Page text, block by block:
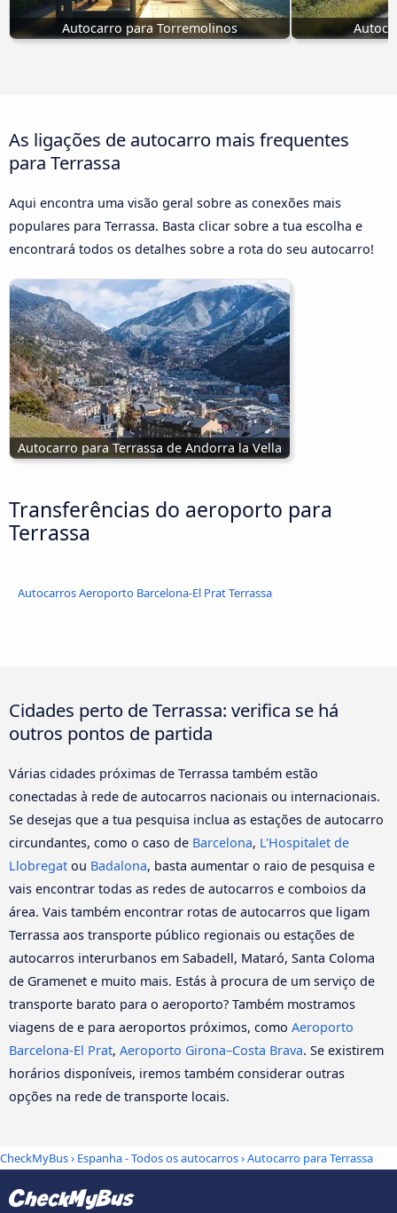
Autocarro para Torremolinos
As ligações de autocarro mais frequentes
para Terrassa
Aqui encontra uma visão geral sobre as conexões mais
populares para Terrassa. Basta clicar sobre a tua escolha e
encontrará todos os detalhes sobre a rota do seu autocarro!
Autocarro para Terrassa de Andorra la Vella
Transferências do aeroporto para
Terrassa
Autocarros Aeroporto Barcelona-El Prat Terrassa
Cidades perto de Terrassa: verifica se há
outros pontos de partida
Várias cidades próximas de Terrassa também estão
conectadas à rede de autocarros nacionais ou internacionais.
Se desejas que a tua pesquisa inclua as estações de autocarro
circundantes, como o caso de Barcelona, L'Hospitalet de
Llobregat ou Badalona, basta aumentar o raio de pesquisa e
vais encontrar todas as redes de autocarros e comboios da
área. Vais também encontrar rotas de autocarros que ligam
Terrassa aos transporte público regionais ou estações de
autocarros interurbanos em Sabadell, Mataró, Santa Coloma
de Gramenet e muito mais. Estás à procura de um serviço de
transporte barato para o aeroporto? Também mostramos
viagens de e para aeroportos próximos, como Aeroporto
Barcelona-El Prat, Aeroporto Girona–Costa Brava. Se existirem
horários disponíveis, iremos também considerar outras
opções na rede de transporte locais.
CheckMyBus› Espanha - Todos os autocarros› Autocarro para Terrassa